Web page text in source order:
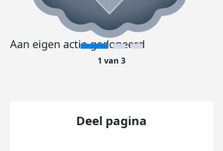
Aan eigen actie gedoneerd
1 van 3
Deel pagina